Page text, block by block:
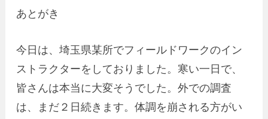
あとがき
今日は、埼玉県某所でフィールドワークのイン
ストラクターをしておりました。寒い一日で、
皆さんは本当に大変そうでした。外での調査
は、まだ２日続きます。体調を崩される方がい